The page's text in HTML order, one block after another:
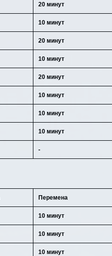
20 минут
10 минут
20 минут
10 минут
20 минут
10 минут
10 минут
10 минут
-
Перемена
10 минут
10 минут
10 минут